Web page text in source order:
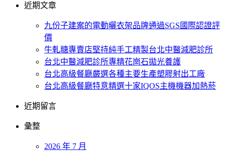
近期文章
九份子建案的電動曬衣架品牌通過SGS國際認證評
價
牛軋糖專賣店堅持純手工精製台北中醫減肥診所
台北中醫減肥診所專精花崗石拋光養護
台北高級餐廳嚴選各種主要生產塑膠射出工廠
台北高級餐廳特意精選十家IQOS主機機器加熱菸
近期留言
彙整
2026 年 7 月